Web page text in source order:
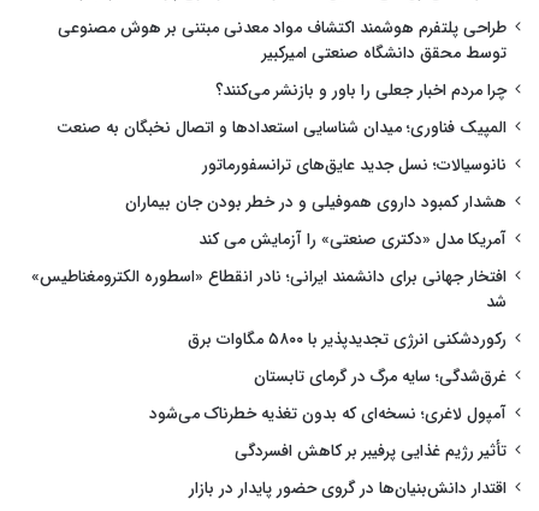
طراحی پلتفرم هوشمند اکتشاف مواد معدنی مبتنی بر هوش مصنوعی
توسط محقق دانشگاه صنعتی امیرکبیر
چرا مردم اخبار جعلی را باور و بازنشر می‌کنند؟
المپیک فناوری؛ میدان شناسایی استعدادها و اتصال نخبگان به صنعت
نانوسیالات؛ نسل جدید عایق‌های ترانسفورماتور
هشدار کمبود داروی هموفیلی و در خطر بودن جان بیماران
آمریکا مدل «دکتری صنعتی» را آزمایش می کند
افتخار جهانی برای دانشمند ایرانی؛ نادر انقطاع «اسطوره الکترومغناطیس»
شد
رکوردشکنی انرژی تجدیدپذیر با ۵۸۰۰ مگاوات برق
غرق‌شدگی؛ سایه مرگ در گرمای تابستان
آمپول لاغری؛ نسخه‌ای که بدون تغذیه خطرناک می‌شود
تأثیر رژیم غذایی پرفیبر بر کاهش افسردگی
اقتدار دانش‌بنیان‌ها در گروی حضور پایدار در بازار